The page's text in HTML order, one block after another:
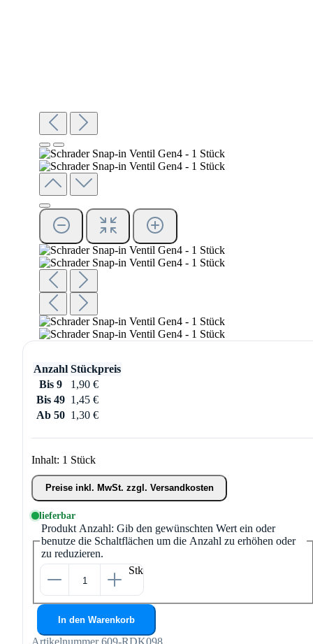
Anzahl Stückpreis
Bis 9
1,90 €
Bis 49 1,45 €
Ab 50 1,30 €
Inhalt: 1 Stück
Preise inkl. MwSt. zzgl. Versandkosten
lieferbar
Produkt Anzahl: Gib den gewünschten Wert ein oder
benutze die Schaltflächen um die Anzahl zu erhöhen oder
zu reduzieren.
Stk
In den Warenkorb